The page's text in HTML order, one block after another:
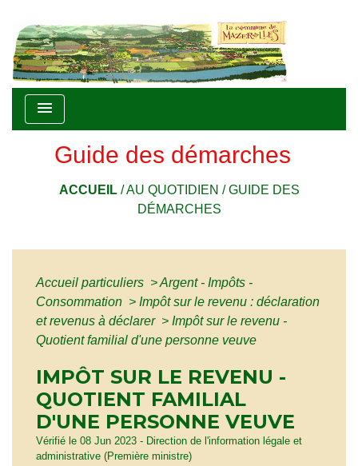
menu
Guide des démarches
ACCUEIL/AU QUOTIDIEN /GUIDE DES
DÉMARCHES
Accueil particuliers >Argent - Impôts -
Consommation > Impôt sur le revenu : déclaration
et revenus à déclarer > Impôt sur le revenu -
Quotient familial d'une personne veuve
IMPÔT SUR LE REVENU -
QUOTIENT FAMILIAL
D'UNE PERSONNE VEUVE
Vérifié le 08 Jun 2023 - Direction de l'information légale et
administrative (Première ministre)